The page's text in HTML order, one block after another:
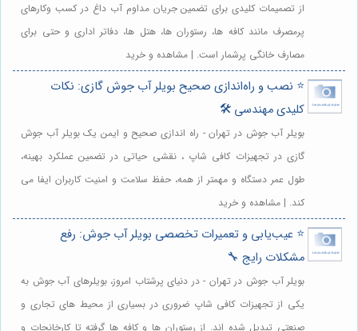
از تصمیمات کلیدی برای تضمین جریان مداوم آب داغ در کسب وکارهای
پرمصرف مانند کافه ها، رستوران ها، هتل ها، دفاتر اداری و حتی برای
مصارف خانگی پرشمار است. | مشاهده و خرید
⭐️ نصب و راه‌اندازی صحیح بویلر آب جوش گازی: نکات
کلیدی مهندسی 🛠️
بویلر آب جوش در تهران - راه اندازی صحیح و ایمن یک بویلر آب جوش
گازی در تجهیزات کافی شاپ ، نقشی حیاتی در تضمین عملکرد بهینه،
طول عمر دستگاه و مهمتر از همه، حفظ سلامت و امنیت کاربران ایفا می
کند. | مشاهده و خرید
⭐️ عیب‌یابی و تعمیرات تخصصی بویلر آب جوش: رفع
مشکلات رایج 🔧
بویلر آب جوش در تهران - در دنیای پرشتاب امروز، بویلرهای آب جوش به
یکی از تجهیزات کافی شاپ ضروری در بسیاری از محیط های تجاری و
صنعتی تبدیل شده اند. از رستوران ها و کافه ها گرفته تا کارخانجات و